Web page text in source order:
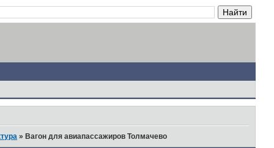
»Вагон для авиапассажиров Толмачево